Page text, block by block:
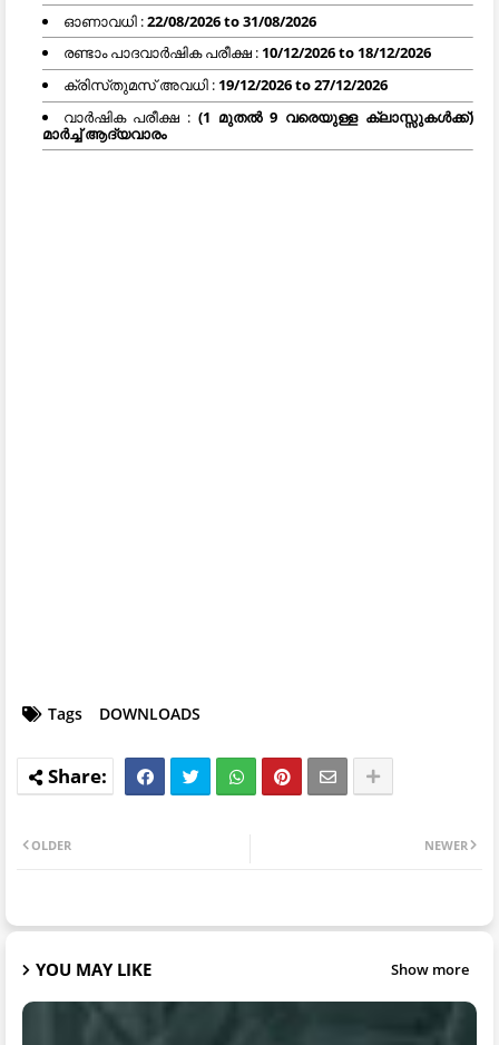
ഓണാവധി :22/08/2026 to 31/08/2026
രണ്ടാം പാദവാര്‍ഷിക പരീക്ഷ : 10/12/2026 to 18/12/2026
ക്രിസ്‍തുമസ് അവധി : 19/12/2026 to 27/12/2026
വാർഷിക പരീക്ഷ : (1 മുതൽ 9 വരെയുള്ള ക്ലാസ്സുകൾക്ക്)
മാർച്ച് ആദ്യവാരം
Tags DOWNLOADS
NEWER
OLDER
YOU MAY LIKE Show more